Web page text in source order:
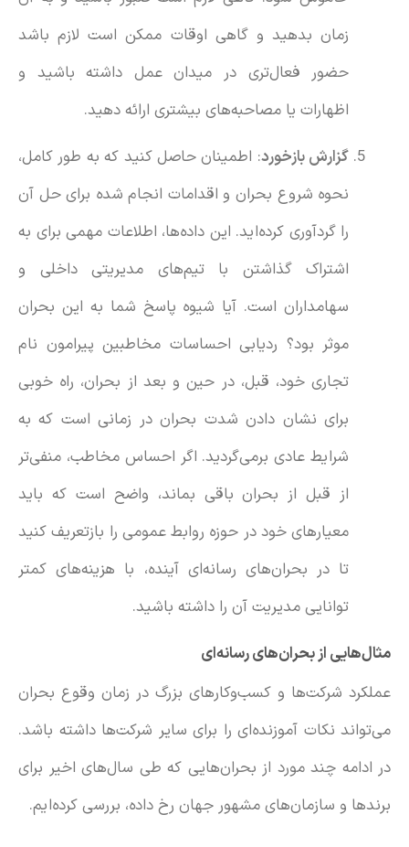
زمان بدهید و گاهی اوقات ممکن است لازم باشد
حضور فعال‌تری در میدان عمل داشته باشید و
اظهارات یا مصاحبه‌های بیشتری ارائه دهید.
گزارش بازخورد: اطمینان حاصل کنید که به طور کامل،
نحوه شروع بحران و اقدامات انجام شده برای حل آن
را گردآوری کرده‌اید. این داده‌ها، اطلاعات مهمی برای به
اشتراک گذاشتن با تیم‌های مدیریتی داخلی و
سهامداران است. آیا شیوه پاسخ شما به این بحران
موثر بود؟ ردیابی احساسات مخاطبین پیرامون نام
تجاری خود، قبل، در حین و بعد از بحران، راه خوبی
برای نشان دادن شدت بحران در زمانی است که به
شرایط عادی برمی‌گردید. اگر احساس مخاطب، منفی‌تر
از قبل از بحران باقی بماند، واضح است که باید
معیارهای خود در حوزه روابط عمومی را بازتعریف کنید
تا در بحران‌های رسانه‌ای آینده، با هزینه‌های کمتر
توانایی مدیریت آن را داشته باشید.
مثال‌هایی از بحران‌های رسانه‌ای
عملکرد شرکت‌ها و کسب‌وکارهای بزرگ در زمان وقوع بحران
می‌تواند نکات آموزنده‌ای را برای سایر شرکت‌ها داشته باشد.
در ادامه چند مورد از بحران‌هایی که طی سال‌های اخیر برای
برندها و سازمان‌های مشهور جهان رخ داده‌، بررسی کرده‌ایم.